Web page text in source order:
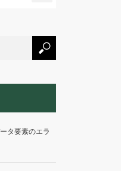
タ要素のエラ